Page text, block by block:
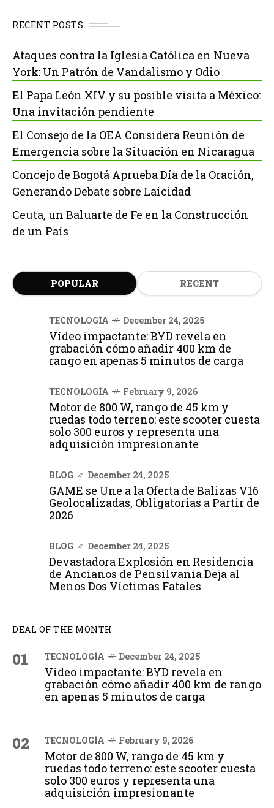
RECENT POSTS
Ataques contra la Iglesia Católica en Nueva
York: Un Patrón de Vandalismo y Odio
El Papa León XIV y su posible visita a México:
Una invitación pendiente
El Consejo de la OEA Considera Reunión de
Emergencia sobre la Situación en Nicaragua
Concejo de Bogotá Aprueba Día de la Oración,
Generando Debate sobre Laicidad
Ceuta, un Baluarte de Fe en la Construcción
de un País
POPULAR RECENT
TECNOLOGÍA December 24, 2025
Vídeo impactante: BYD revela en
grabación cómo añadir 400 km de
rango en apenas 5 minutos de carga
TECNOLOGÍA February 9, 2026
Motor de 800 W, rango de 45 km y
ruedas todo terreno: este scooter cuesta
solo 300 euros y representa una
adquisición impresionante
BLOG December 24, 2025
GAME se Une a la Oferta de Balizas V16
Geolocalizadas, Obligatorias a Partir de
2026
BLOG December 24, 2025
Devastadora Explosión en Residencia
de Ancianos de Pensilvania Deja al
Menos Dos Víctimas Fatales
DEAL OF THE MONTH
01 TECNOLOGÍA December 24, 2025
Vídeo impactante: BYD revela en
grabación cómo añadir 400 km de rango
en apenas 5 minutos de carga
02 TECNOLOGÍA February 9, 2026
Motor de 800 W, rango de 45 km y
ruedas todo terreno: este scooter cuesta
solo 300 euros y representa una
adquisición impresionante